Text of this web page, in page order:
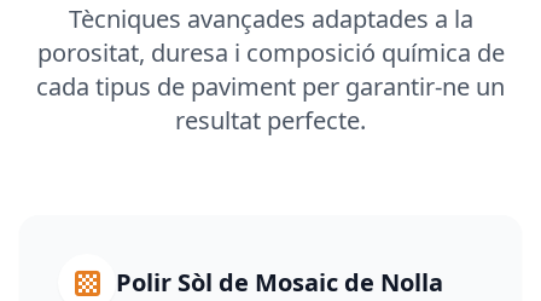
Tècniques avançades adaptades a la
porositat, duresa i composició química de
cada tipus de paviment per garantir-ne un
resultat perfecte.
Polir Sòl de Mosaic de Nolla